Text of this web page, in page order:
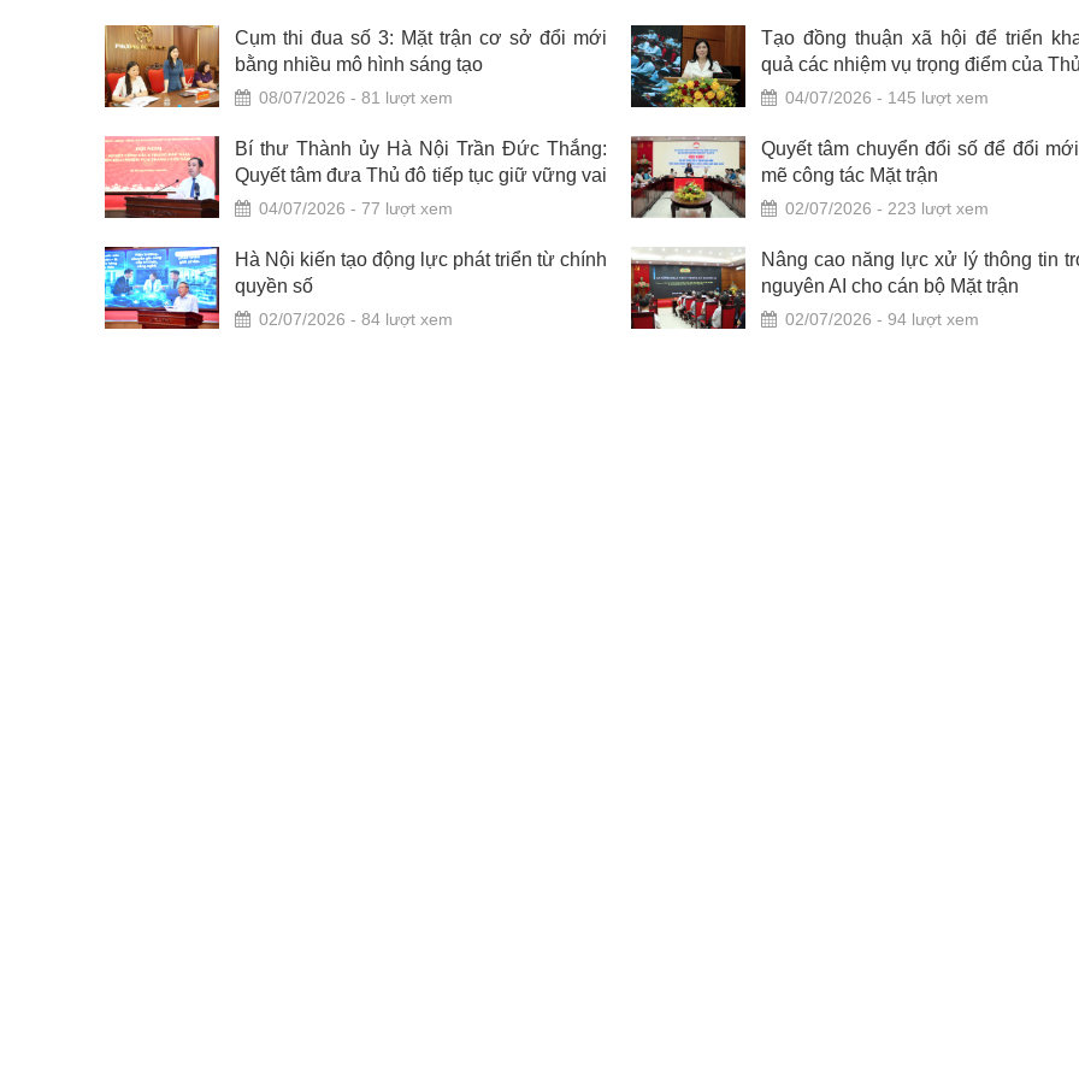
Cụm thi đua số 3: Mặt trận cơ sở đổi mới
bằng nhiều mô hình sáng tạo
08/07/2026 - 81 lượt xem
Tạo đồng thuận xã hội để triển
quả các nhiệm vụ trọng điểm của
04/07/2026 - 145 lượt xem
Bí thư Thành ủy Hà Nội Trần Đức Thắng:
Quyết tâm đưa Thủ đô tiếp tục giữ vững vai
trò đầu tàu, trái tim của cả nước
04/07/2026 - 77 lượt xem
Quyết tâm chuyển đổi số để đổi
mẽ công tác Mặt trận
02/07/2026 - 223 lượt xem
Hà Nội kiến tạo động lực phát triển từ chính
quyền số
02/07/2026 - 84 lượt xem
Nâng cao năng lực xử lý thông tin
nguyên AI cho cán bộ Mặt trận
02/07/2026 - 94 lượt xem